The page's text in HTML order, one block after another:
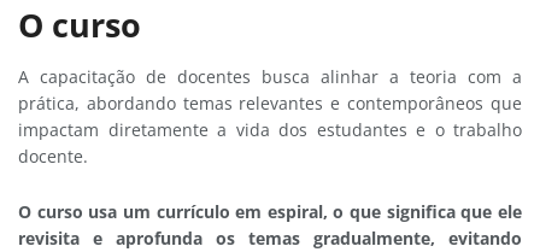
O curso
A capacitação de docentes busca alinhar a teoria com a
prática, abordando temas relevantes e contemporâneos que
impactam diretamente a vida dos estudantes e o trabalho
docente.
O curso usa um currículo em espiral, o que significa que ele
revisita e aprofunda os temas gradualmente, evitando